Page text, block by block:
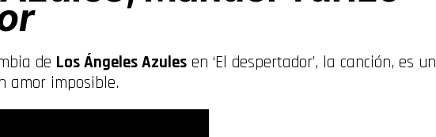
de Los Ángeles Azules en ‘El despertador’, la canción, es un
amor imposible.